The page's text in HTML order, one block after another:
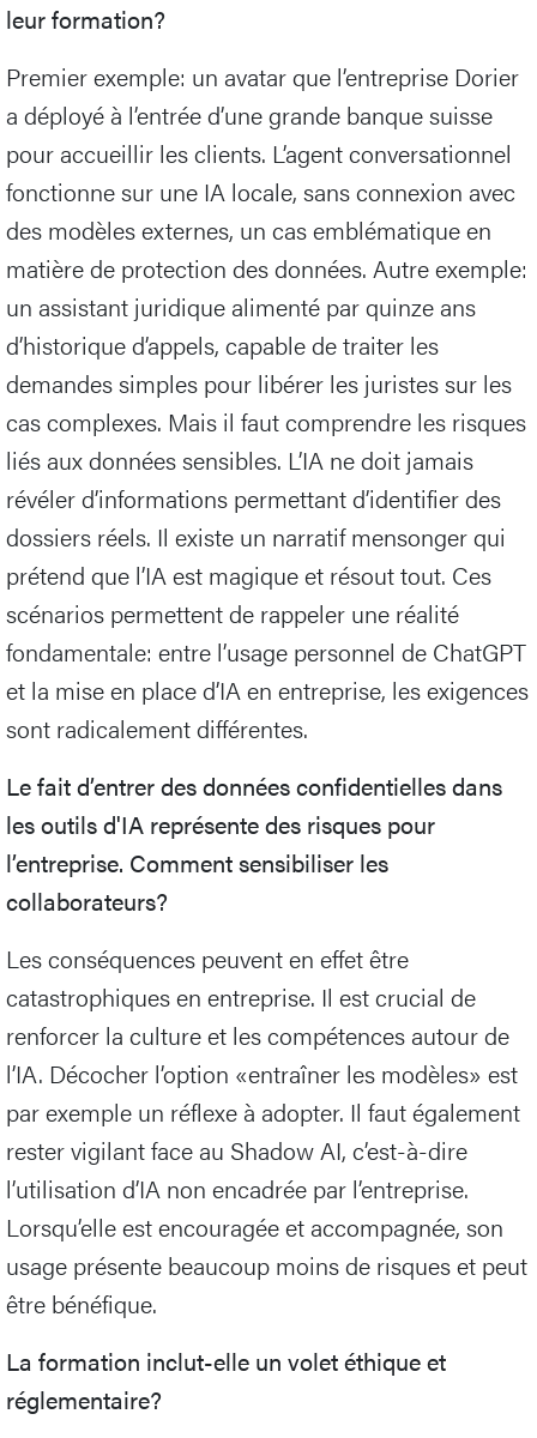
leur formation?
Premier exemple: un avatar que l’entreprise Dorier
a déployé à l’entrée d’une grande banque suisse
pour accueillir les clients. L’agent conversationnel
fonctionne sur une IA locale, sans connexion avec
des modèles externes, un cas emblématique en
matière de protection des données. Autre exemple:
un assistant juridique alimenté par quinze ans
d’historique d’appels, capable de traiter les
demandes simples pour libérer les juristes sur les
cas complexes. Mais il faut comprendre les risques
liés aux données sensibles. L’IA ne doit jamais
révéler d’informations permettant d’identifier des
dossiers réels. Il existe un narratif mensonger qui
prétend que l’IA est magique et résout tout. Ces
scénarios permettent de rappeler une réalité
fondamentale: entre l’usage personnel de ChatGPT
et la mise en place d’IA en entreprise, les exigences
sont radicalement différentes.
Le fait d’entrer des données confidentielles dans
les outils d'IA représente des risques pour
l’entreprise. Comment sensibiliser les
collaborateurs?
Les conséquences peuvent en effet être
catastrophiques en entreprise. Il est crucial de
renforcer la culture et les compétences autour de
l’IA. Décocher l’option «entraîner les modèles» est
par exemple un réflexe à adopter. Il faut également
rester vigilant face au Shadow AI, c’est-à-dire
l’utilisation d’IA non encadrée par l’entreprise.
Lorsqu’elle est encouragée et accompagnée, son
usage présente beaucoup moins de risques et peut
être bénéfique.
La formation inclut-elle un volet éthique et
réglementaire?